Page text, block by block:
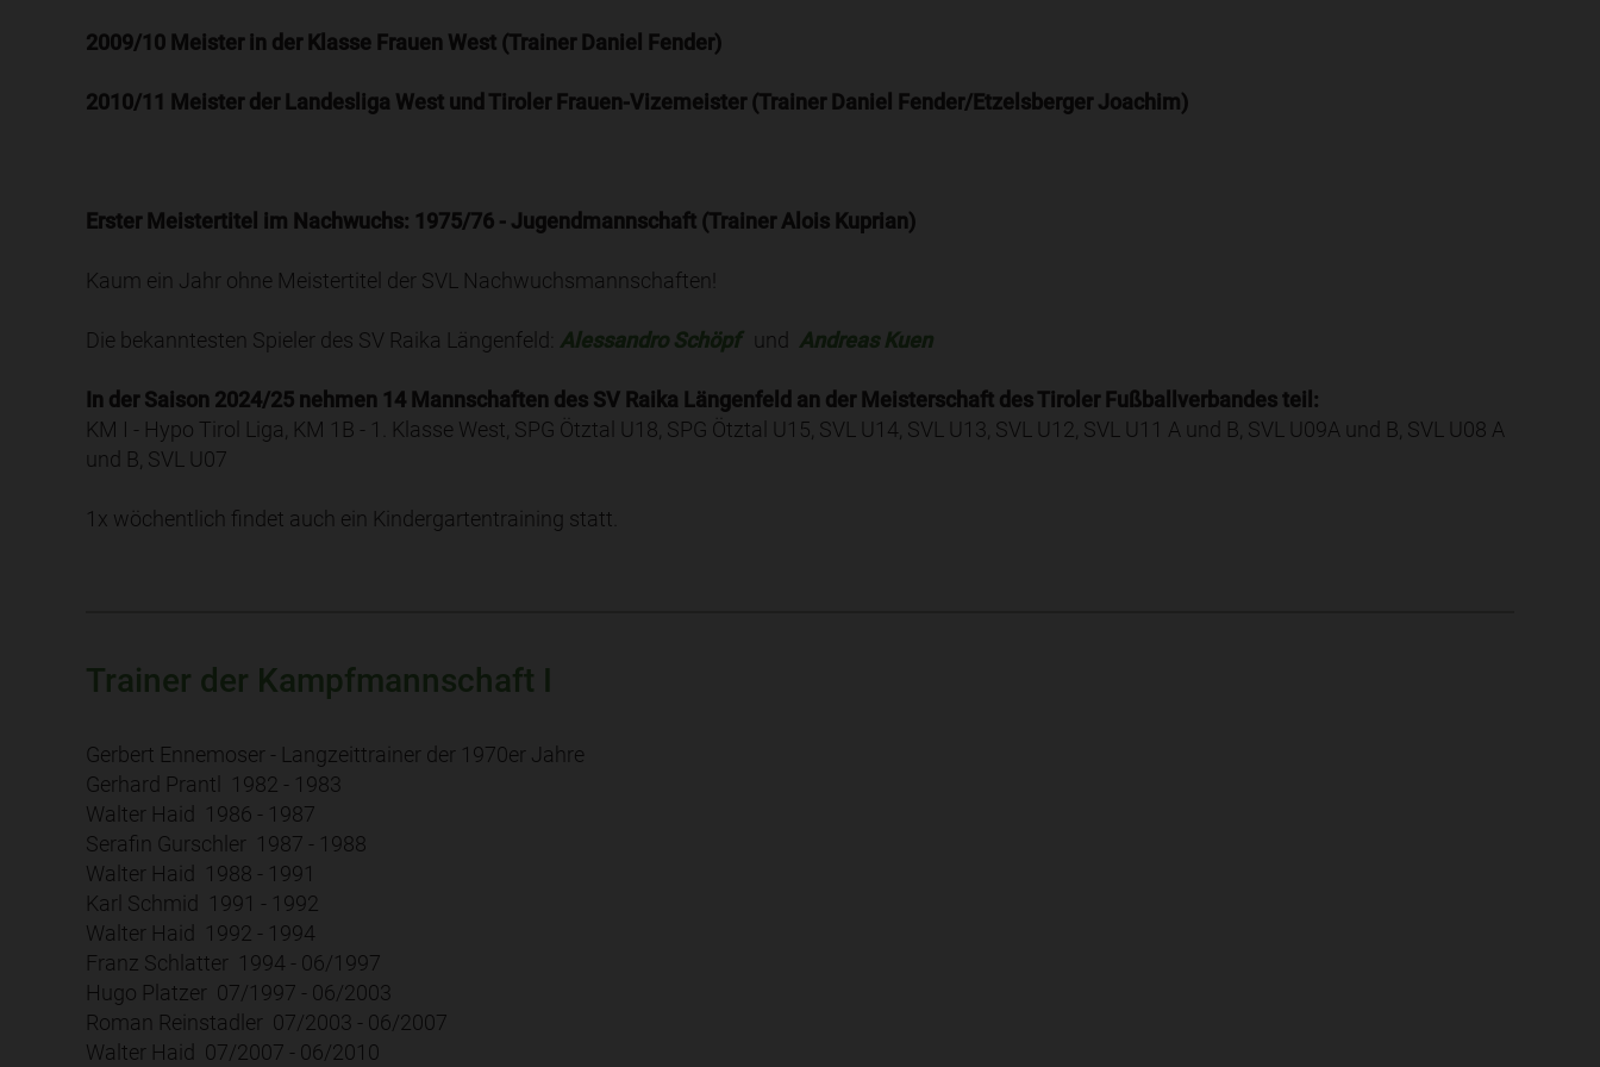
2009/10 Meister in der Klasse Frauen West (Trainer Daniel Fender)
2010/11 Meister der Landesliga West und Tiroler Frauen-Vizemeister (Trainer Daniel Fender/Etzelsberger Joachim)
Erster Meistertitel im Nachwuchs: 1975/76 - Jugendmannschaft (Trainer Alois Kuprian)
Kaum ein Jahr ohne Meistertitel der SVL Nachwuchsmannschaften!
Die bekanntesten Spieler des SV Raika Längenfeld: Alessandro Schöpf und Andreas Kuen
In der Saison 2024/25 nehmen 14 Mannschaften des SV Raika Längenfeld an der Meisterschaft des Tiroler Fußballverbandes teil:
KM I - Hypo Tirol Liga, KM 1B - 1. Klasse West, SPG Ötztal U18, SPG Ötztal U15, SVL U14, SVL U13, SVL U12, SVL U11 A und B, SVL U09A und B, SVL U08 A
und B, SVL U07
1x wöchentlich findet auch ein Kindergartentraining statt.
Trainer der Kampfmannschaft I
Gerbert Ennemoser - Langzeittrainer der 1970er Jahre
Gerhard Prantl 1982 - 1983
Walter Haid 1986 - 1987
Serafin Gurschler 1987 - 1988
Walter Haid 1988 - 1991
Karl Schmid 1991 - 1992
Walter Haid 1992 - 1994
Franz Schlatter 1994 - 06/1997
Hugo Platzer 07/1997 - 06/2003
Roman Reinstadler 07/2003 - 06/2007
Walter Haid 07/2007 - 06/2010